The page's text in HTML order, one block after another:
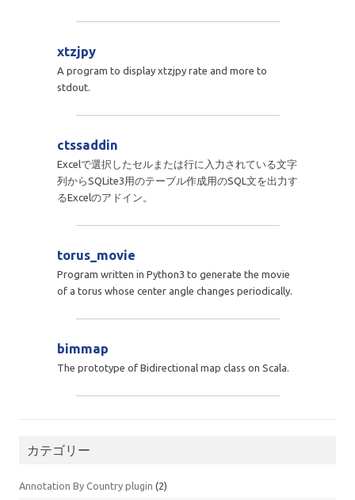
xtzjpy
A program to display xtzjpy rate and more to
stdout.
ctssaddin
Excelで選択したセルまたは行に入力されている文字
列からSQLite3用のテーブル作成用のSQL文を出力す
るExcelのアドイン。
torus_movie
Program written in Python3 to generate the movie
of a torus whose center angle changes periodically.
bimmap
The prototype of Bidirectional map class on Scala.
カテゴリー
Annotation By Country plugin (2)